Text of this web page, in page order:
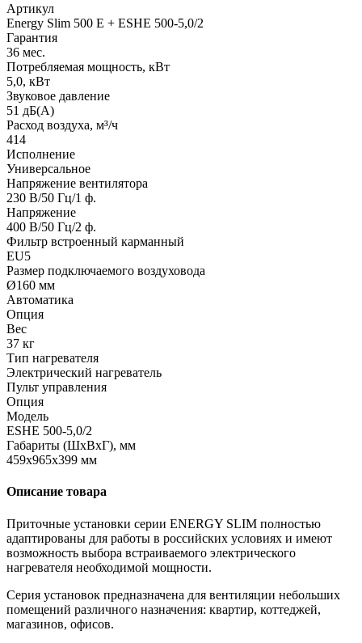
Артикул
Energy Slim 500 E + ESHE 500-5,0/2
Гарантия
36 мес.
Потребляемая мощность, кВт
5,0, кВт
Звуковое давление
51 дБ(А)
Расход воздуха, м³/ч
414
Исполнение
Универсальное
Напряжение вентилятора
230 В/50 Гц/1 ф.
Напряжение
400 В/50 Гц/2 ф.
Фильтр встроенный карманный
EU5
Размер подключаемого воздуховода
Ø160 мм
Автоматика
Опция
Вес
37 кг
Тип нагревателя
Электрический нагреватель
Пульт управления
Опция
Модель
ESHE 500-5,0/2
Габариты (ШхВхГ), мм
459х965х399 мм
Описание товара
Приточные установки серии ENERGY SLIM полностью
адаптированы для работы в российских условиях и имеют
возможность выбора встраиваемого электрического
нагревателя необходимой мощности.
Серия установок предназначена для вентиляции небольших
помещений различного назначения: квартир, коттеджей,
магазинов, офисов.